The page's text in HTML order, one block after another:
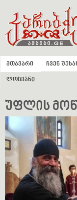
მთავარი ჩვენ
ლოცვანი
უფლის